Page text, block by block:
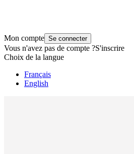
Mon compte Se connecter
Vous n'avez pas de compte ?S'inscrire
Choix de la langue
Français
English